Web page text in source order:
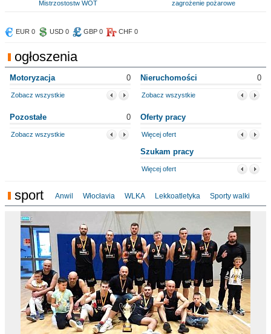
Mistrzostostw WOT
zagrożenie pożarowe
EUR 0 USD 0 GBP 0 CHF 0
ogłoszenia
Motoryzacja 0
Zobacz wszystkie
Nieruchomości 0
Zobacz wszystkie
Pozostałe 0
Zobacz wszystkie
Oferty pracy
Więcej ofert
Szukam pracy
Więcej ofert
sport Anwil Włocłavia WLKA Lekkoatletyka Sporty walki